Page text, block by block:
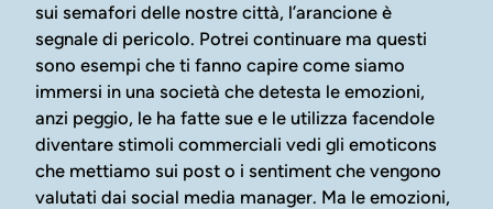
sui semafori delle nostre città, l’arancione è
segnale di pericolo. Potrei continuare ma questi
sono esempi che ti fanno capire come siamo
immersi in una società che detesta le emozioni,
anzi peggio, le ha fatte sue e le utilizza facendole
diventare stimoli commerciali vedi gli emoticons
che mettiamo sui post o i sentiment che vengono
valutati dai social media manager. Ma le emozioni,